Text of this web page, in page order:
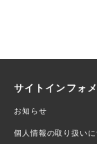
サイトインフォ
お知らせ
個人情報の取り扱い